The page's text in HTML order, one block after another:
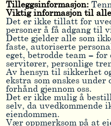
Tilleggsinformasjon:
Viktig informasjon til
Det er ikke tillatt for
personer å få adgang til
Dette gjelder alle som
faste, autoriserte
eget, betrodde team – for
servitører, personlige
Av hensyn til sikkerhet
ekstra som ønskes under
forhånd gjennom oss.
Det er ikke mulig å
selv, da uvedkommende
eiendommen.
Vær oppmerksom på at